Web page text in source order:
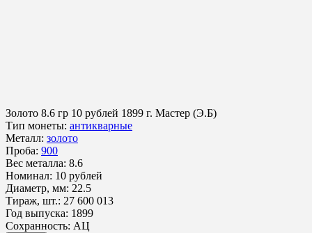
Золото 8.6 гр 10 рублей 1899 г. Мастер (Э.Б)
Тип монеты: антикварные
Металл: золото
Проба: 900
Вес металла: 8.6
Номинал: 10 рублей
Диаметр, мм: 22.5
Тираж, шт.: 27 600 013
Год выпуска: 1899
Сохранность: АЦ